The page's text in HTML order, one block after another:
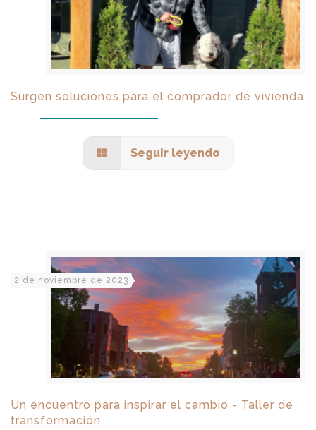
Surgen soluciones para el comprador de vivienda
Seguir leyendo
2 de noviembre de 2023
Un encuentro para inspirar el cambio - Taller de
transformación